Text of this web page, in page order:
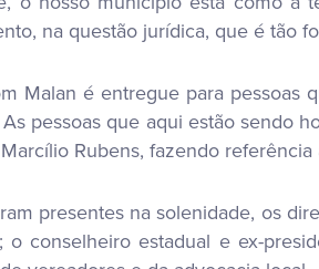
na questão jurídica, que é tão
Malan é entregue para
pessoas que aqui estão sendo
Rubens, fazendo
presentes na solenidade, os
o conselheiro estadual e ex-